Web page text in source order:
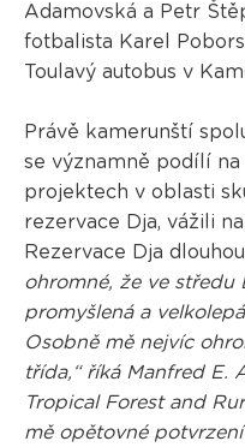
Adamovská a Petr
fotbalista Karel
Toulavý autobus v
Právě kamerunští
se významně podílí
projektech v oblasti
rezervace Dja, vážili
Rezervace Dja
ohromné, že ve středu
promyšlená a
Osobně mě nejvíc
třída,“ říká Manfred E.
Tropical Forest and
mě opětovné